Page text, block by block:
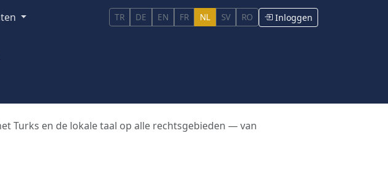
TR DE EN FR NL SV RO Inloggen
Turks en de lokale taal op alle rechtsgebieden — van